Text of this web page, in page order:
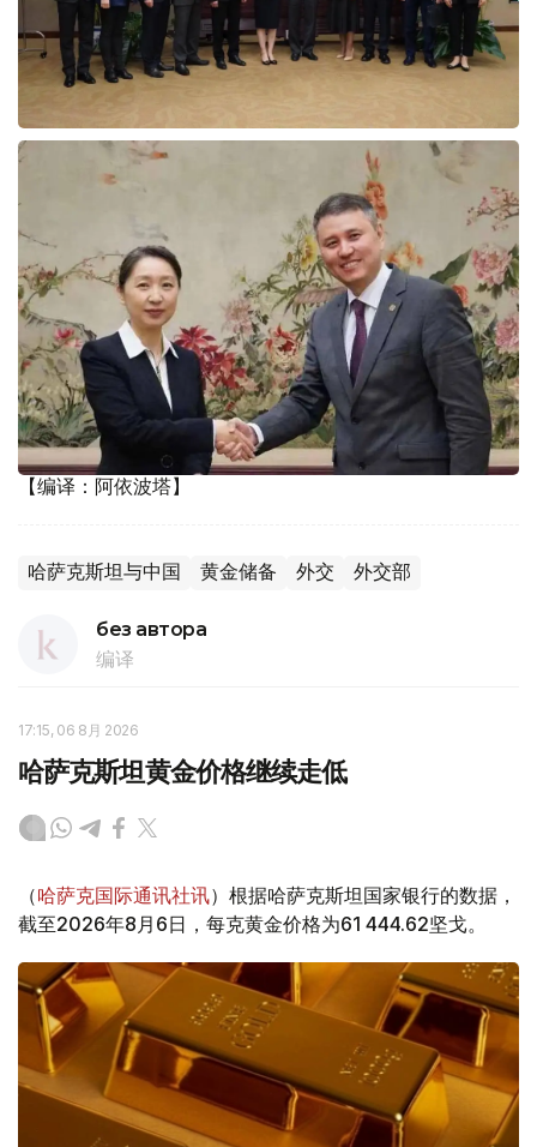
【编译：阿依波塔】
哈萨克斯坦与中国 黄金储备 外交 外交部
без автора
编译
17:15, 06 8月 2026
哈萨克斯坦黄金价格继续走低
（哈萨克国际通讯社讯）根据哈萨克斯坦国家银行的数据，
截至2026年8月6日，每克黄金价格为61 444.62坚戈。